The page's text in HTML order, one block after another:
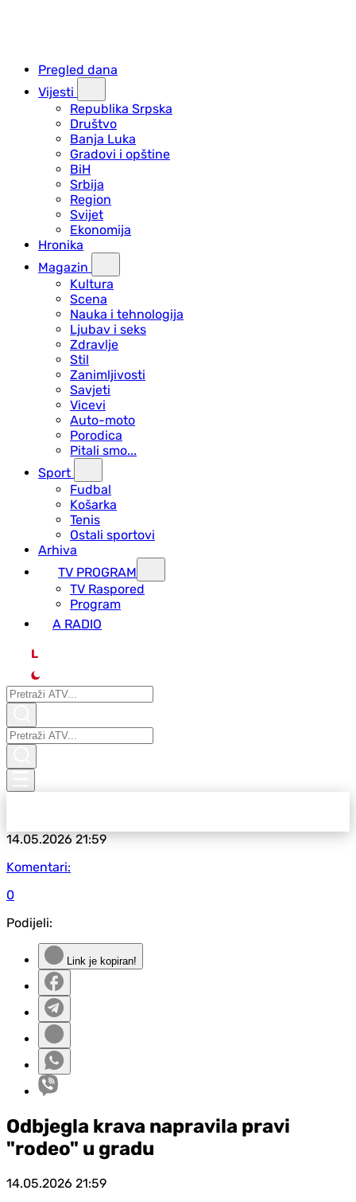
Pregled dana
Vijesti
Republika Srpska
Društvo
Banja Luka
Gradovi i opštine
BiH
Srbija
Region
Svijet
Ekonomija
Hronika
Magazin
Kultura
Scena
Nauka i tehnologija
Ljubav i seks
Zdravlje
Stil
Zanimljivosti
Savjeti
Vicevi
Auto-moto
Porodica
Pitali smo...
Sport
Fudbal
Košarka
Tenis
Ostali sportovi
Arhiva
TV PROGRAM
ТV Raspored
Program
A RADIO
L
14.05.202621:59
Komentari:
0
Podijeli:
Link je kopiran!
Odbjegla krava napravila pravi
"rodeo" u gradu
14.05.2026 21:59